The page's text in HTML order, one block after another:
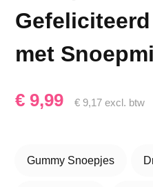
met
€ 9,99 € 9,17 excl. btw
Gummy Snoepjes
Gummy Snoepjes